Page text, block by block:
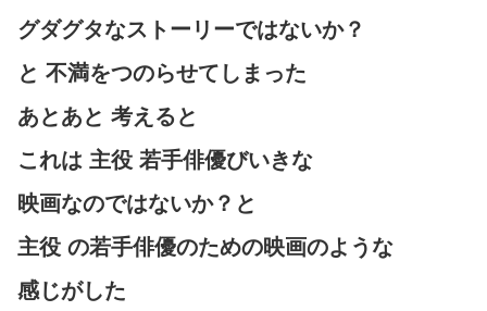
グダグタなストーリーではないか？
と 不満をつのらせてしまった
あとあと 考えると
これは 主役 若手俳優びいきな
映画なのではないか？と
主役 の若手俳優のための映画のような
感じがした